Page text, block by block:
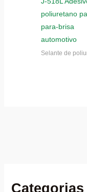
Categorias
poliuretano
para-brisa
automotivo
Selante de